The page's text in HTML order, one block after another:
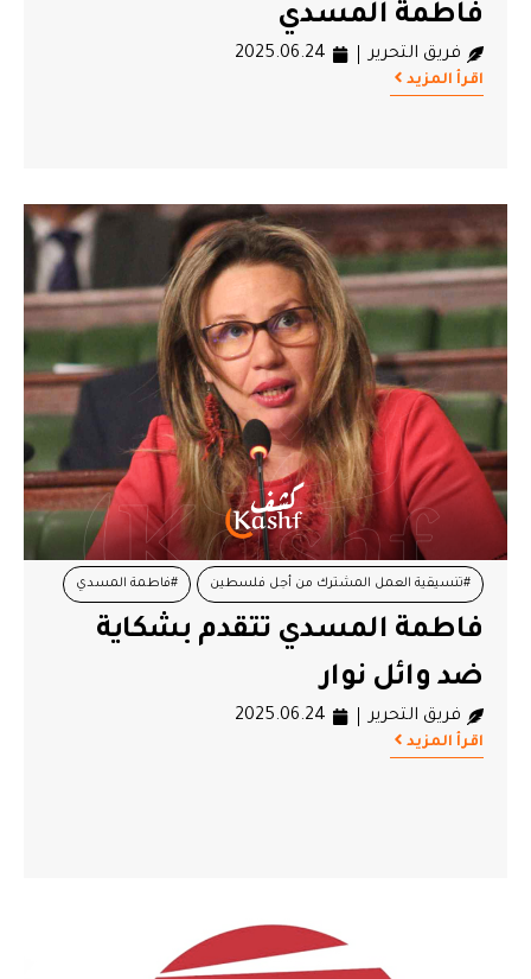
فاطمة المسدي
فريق التحرير 2025.06.24
اقرأ المزيد
#تنسيقية العمل المشترك من أجل فلسطين #فاطمة المسدي
#قافلة الصمود #وائل نوار
فاطمة المسدي تتقدم بشكاية
ضد وائل نوار
فريق التحرير 2025.06.24
اقرأ المزيد